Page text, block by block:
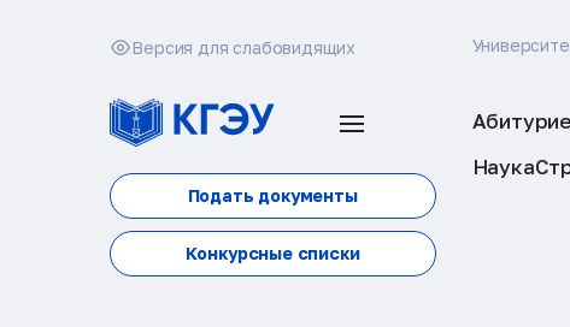
Версия для слабовидящих
Подать документы
Конкурсные списки
Наука